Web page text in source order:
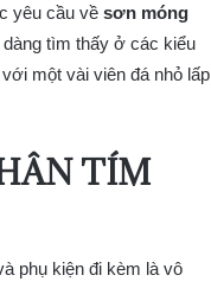
yêu cầu về sơn móng
tìm thấy ở các kiểu
một vài viên đá nhỏ lấp
TÍM
phụ kiện đi kèm là vô